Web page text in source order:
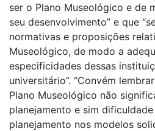
ser o Plano Museológico e de
seu desenvolvimento” e que
normativas e proposições
Museológico, de modo a
especificidades dessas
universitário”. “Convém
Plano Museológico não
planejamento e sim
planejamento nos modelos